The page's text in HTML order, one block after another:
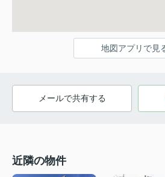
地図アプリで見
メールで共有する
近隣の物件